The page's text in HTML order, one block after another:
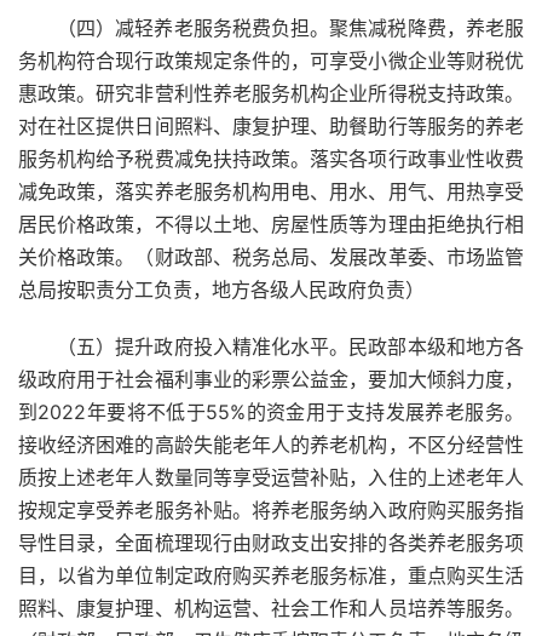
（四）减轻养老服务税费负担。聚焦减税降费，养老服
务机构符合现行政策规定条件的，可享受小微企业等财税优
惠政策。研究非营利性养老服务机构企业所得税支持政策。
对在社区提供日间照料、康复护理、助餐助行等服务的养老
服务机构给予税费减免扶持政策。落实各项行政事业性收费
减免政策，落实养老服务机构用电、用水、用气、用热享受
居民价格政策，不得以土地、房屋性质等为理由拒绝执行相
关价格政策。（财政部、税务总局、发展改革委、市场监管
总局按职责分工负责，地方各级人民政府负责）
（五）提升政府投入精准化水平。民政部本级和地方各
级政府用于社会福利事业的彩票公益金，要加大倾斜力度，
到2022年要将不低于55%的资金用于支持发展养老服务。
接收经济困难的高龄失能老年人的养老机构，不区分经营性
质按上述老年人数量同等享受运营补贴，入住的上述老年人
按规定享受养老服务补贴。将养老服务纳入政府购买服务指
导性目录，全面梳理现行由财政支出安排的各类养老服务项
目，以省为单位制定政府购买养老服务标准，重点购买生活
照料、康复护理、机构运营、社会工作和人员培养等服务。